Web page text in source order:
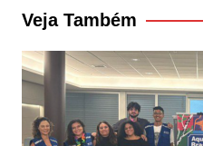
Post
Veja Também